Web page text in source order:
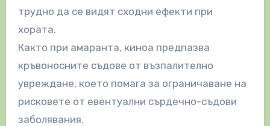
трудно да се видят сходни ефекти при
хората.
Както при амаранта, киноа предпазва
кръвоносните съдове от възпалително
увреждане, което помага за ограничаване на
рисковете от евентуални сърдечно-съдови
заболявания.